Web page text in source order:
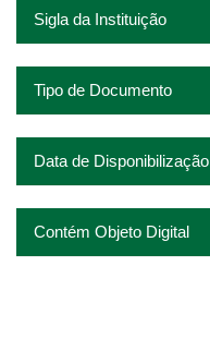
Sigla da Instituição
Tipo de Documento
Data de Disponibilização
Contém Objeto Digital